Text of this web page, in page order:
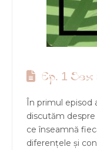
Ep. 1 Sex
În primul episod
discutăm
ce înseamnă
diferențele și